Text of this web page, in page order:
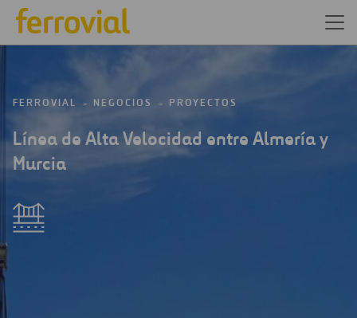
FERROVIAL NEGOCIOS PROYECTOS
Línea de Alta Velocidad entre Almería y
Murcia